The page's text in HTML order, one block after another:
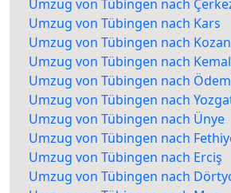
Umzug von Tübingen nach
Umzug von Tübingen nach Kars
Umzug von Tübingen nach Kozan
Umzug von Tübingen nach
Umzug von Tübingen nach
Umzug von Tübingen nach
Umzug von Tübingen nach Ünye
Umzug von Tübingen nach
Umzug von Tübingen nach Erciş
Umzug von Tübingen nach